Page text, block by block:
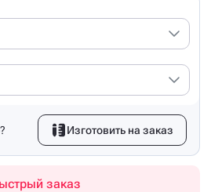
Изготовить на заказ
заказ